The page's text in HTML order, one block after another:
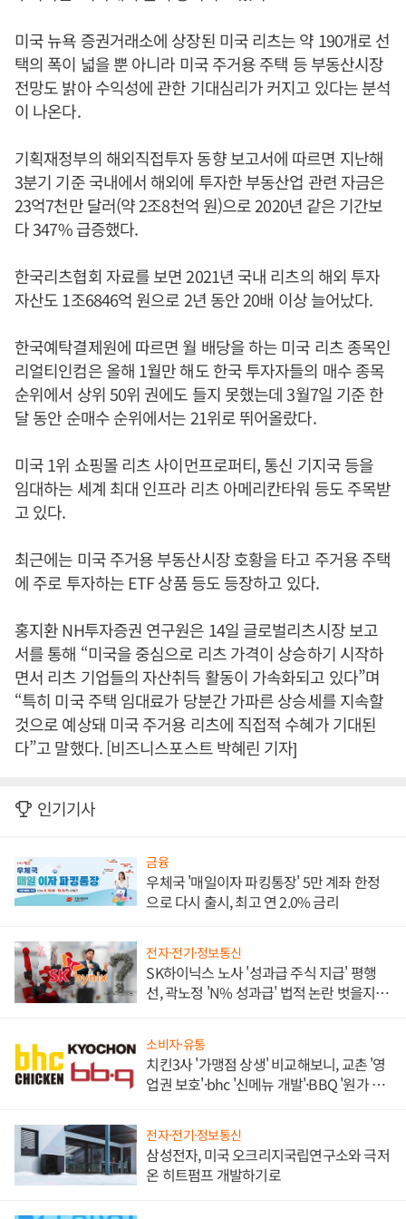
미국 뉴욕 증권거래소에 상장된 미국 리츠는 약 190개로 선
택의 폭이 넓을 뿐 아니라 미국 주거용 주택 등 부동산시장
전망도 밝아 수익성에 관한 기대심리가 커지고 있다는 분석
이 나온다.
기획재정부의 해외직접투자 동향 보고서에 따르면 지난해
3분기 기준 국내에서 해외에 투자한 부동산업 관련 자금은
23억7천만 달러(약 2조8천억 원)으로 2020년 같은 기간보
다 347% 급증했다.
한국리츠협회 자료를 보면 2021년 국내 리츠의 해외 투자
자산도 1조6846억 원으로 2년 동안 20배 이상 늘어났다.
한국예탁결제원에 따르면 월 배당을 하는 미국 리츠 종목인
리얼티인컴은 올해 1월만 해도 한국 투자자들의 매수 종목
순위에서 상위 50위 권에도 들지 못했는데 3월7일 기준 한
달 동안 순매수 순위에서는 21위로 뛰어올랐다.
미국 1위 쇼핑몰 리츠 사이먼프로퍼티, 통신 기지국 등을
임대하는 세계 최대 인프라 리츠 아메리칸타워 등도 주목받
고 있다.
최근에는 미국 주거용 부동산시장 호황을 타고 주거용 주택
에 주로 투자하는 ETF 상품 등도 등장하고 있다.
홍지환 NH투자증권 연구원은 14일 글로벌리츠시장 보고
서를 통해 “미국을 중심으로 리츠 가격이 상승하기 시작하
면서 리츠 기업들의 자산취득 활동이 가속화되고 있다”며
“특히 미국 주택 임대료가 당분간 가파른 상승세를 지속할
것으로 예상돼 미국 주거용 리츠에 직접적 수혜가 기대된
다”고 말했다. [비즈니스포스트 박혜린 기자]
인기기사
금융
우체국 '매일이자 파킹통장' 5만 계좌 한정
으로 다시 출시, 최고 연 2.0% 금리
전자·전기·정보통신
SK하이닉스 노사 '성과급 주식 지급' 평행
선, 곽노정 'N% 성과급' 법적 논란 벗을지 주
소비자·유통
치킨3사 '가맹점 상생' 비교해보니, 교촌 '영
업권 보호'·bhc '신메뉴 개발'·BBQ '원가 부
전자·전기·정보통신
삼성전자, 미국 오크리지국립연구소와 극저
온 히트펌프 개발하기로